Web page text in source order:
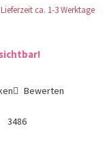
ca. 1-3 Werktage
Bewerten
3486